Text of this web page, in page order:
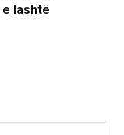
e lashtë